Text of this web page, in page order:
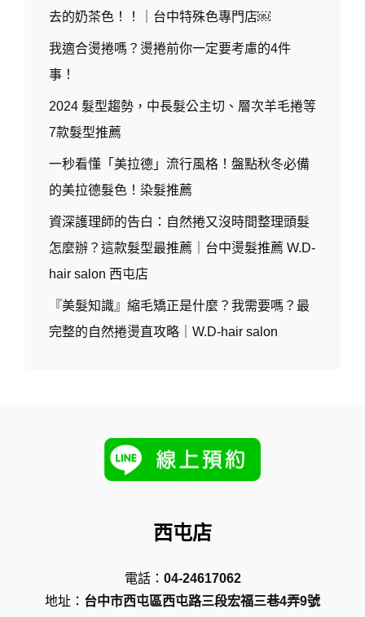
去的奶茶色！！｜台中特殊色專門店￼
我適合燙捲嗎？燙捲前你一定要考慮的4件
事！
2024 髮型趨勢，中長髮公主切、層次羊毛捲等
7款髮型推薦
一秒看懂「美拉德」流行風格！盤點秋冬必備
的美拉德髮色！染髮推薦
資深護理師的告白：自然捲又沒時間整理頭髮
怎麼辦？這款髮型最推薦｜台中燙髮推薦 W.D-
hair salon 西屯店
『美髮知識』縮毛矯正是什麼？我需要嗎？最
完整的自然捲燙直攻略｜W.D-hair salon
西屯店
電話： 04-24617062
地址： 台中市西屯區西屯路三段宏福三巷4弄9號